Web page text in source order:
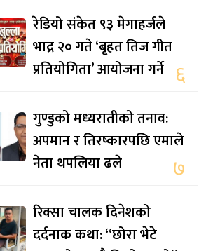
रेडियो संकेत ९३ मेगाहर्जले
भाद्र २० गते ‘बृहत तिज गीत
प्रतियोगिता’ आयोजना गर्ने ६
गुण्डुको मध्यरातीको तनाव:
अपमान र तिरष्कारपछि एमाले
नेता थपलिया ढले
७
रिक्सा चालक दिनेशको
दर्दनाक कथा: “छोरा भेटे